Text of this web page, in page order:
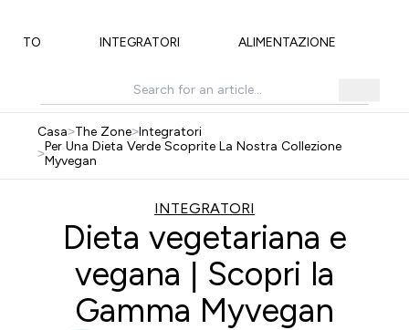
INTEGRATORI ALIMENTAZIONE
Casa>The Zone>Integratori
>Per Una Dieta Verde Scoprite La Nostra Collezione
Myvegan
INTEGRATORI
Dieta vegetariana e
vegana | Scopri la
Gamma Myvegan